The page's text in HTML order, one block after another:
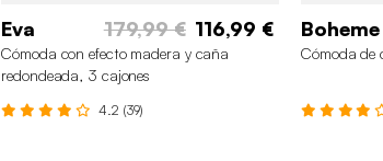
Eva 179,99 € 116,99 €
Cómoda con efecto madera y caña
redondeada, 3 cajones
4.2 (39)
Boheme
Cómoda de